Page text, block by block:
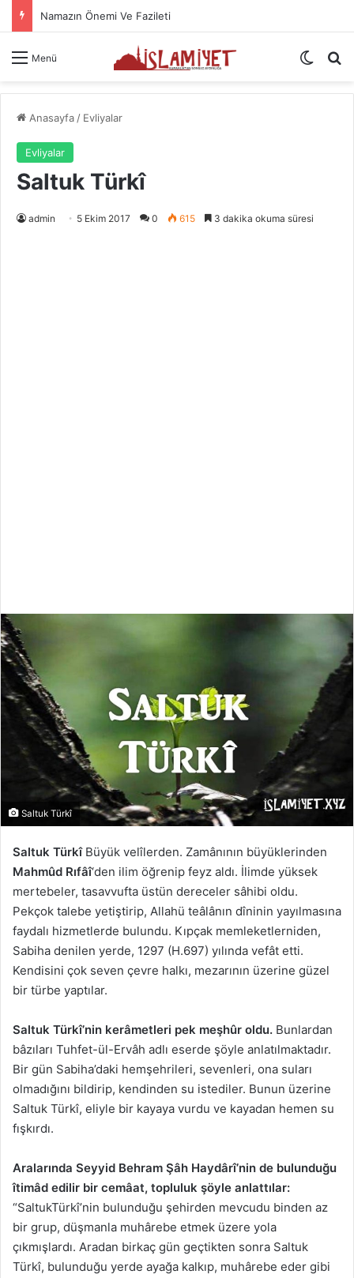
Namazın Önemi Ve Fazileti
Menü Dış
Anasayfa/ Evliyalar
Evliyalar
Saltuk Türkî
admin 5 Ekim 2017 0 615 3 dakika okuma süresi
Saltuk Türkî
Saltuk Türkî Büyük velîlerden. Zamânının büyüklerinden
Mahmûd Rıfâî‘den ilim öğrenip feyz aldı. İlimde yüksek
mertebeler, tasavvufta üstün dereceler sâhibi oldu.
Pekçok talebe yetiştirip, Allahü teâlânın dîninin yayılmasına
faydalı hizmetlerde bulundu. Kıpçak memleketlerniden,
Sabiha denilen yerde, 1297 (H.697) yılında vefât etti.
Kendisini çok seven çevre halkı, mezarının üzerine güzel
bir türbe yaptılar.
Saltuk Türkî’nin kerâmetleri pek meşhûr oldu. Bunlardan
bâzıları Tuhfet-ül-Ervâh adlı eserde şöyle anlatılmaktadır.
Bir gün Sabiha’daki hemşehrileri, sevenleri, ona suları
olmadığını bildirip, kendinden su istediler. Bunun üzerine
Saltuk Türkî, eliyle bir kayaya vurdu ve kayadan hemen su
fışkırdı.
Aralarında Seyyid Behram Şâh Haydârî’nin de bulunduğu
îtimâd edilir bir cemâat, topluluk şöyle anlattılar:
“SaltukTürkî’nin bulunduğu şehirden mevcudu binden az
bir grup, düşmanla muhârebe etmek üzere yola
çıkmışlardı. Aradan birkaç gün geçtikten sonra Saltuk
Türkî, bulunduğu yerde ayağa kalkıp, muhârebe eder gibi